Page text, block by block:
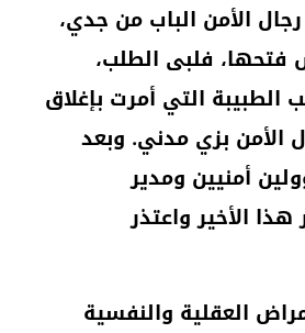
الأمن الباب من جدي،
فتحها، فلبى الطلب،
التي أمرت بإغلاق
الأمن بزي مدني. وبعد
أمنيين ومدير
الأخير واعتذر
العقلية والنفسية